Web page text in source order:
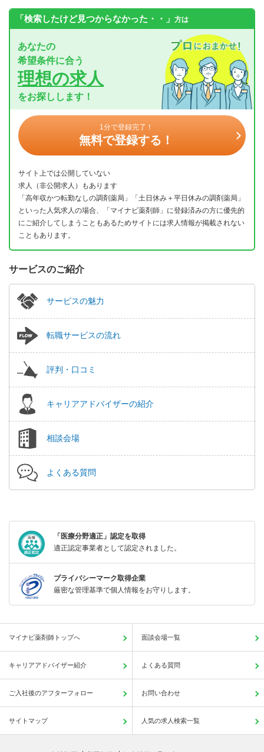
「検索したけど見つからなかった・・」 方は
あなたの
希望条件に合う
理想の求人
をお探しします！
1分で登録完了！
無料で登録する！
サイト上では公開していない
求人（非公開求人）もあります
「高年収かつ転勤なしの調剤薬局」「土日休み＋平日休みの調剤薬局」
といった人気求人の場合、「マイナビ薬剤師」に登録済みの方に優先的
にご紹介してしまうこともあるためサイトには求人情報が掲載されない
こともあります。
サービスのご紹介
サービスの魅力
転職サービスの流れ
評判・口コミ
キャリアアドバイザーの紹介
相談会場
よくある質問
「医療分野適正」認定を取得
適正認定事業者として認定されました。
プライバシーマーク取得企業
厳密な管理基準で個人情報をお守りします。
マイナビ薬剤師トップへ 面談会場一覧
キャリアアドバイザー紹介 よくある質問
ご入社後のアフターフォロー お問い合わせ
サイトマップ 人気の求人検索一覧